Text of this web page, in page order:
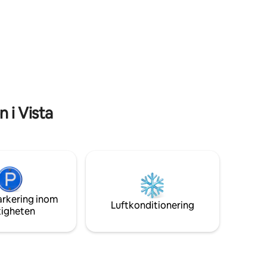
i Vista
inom
Luftkonditionering